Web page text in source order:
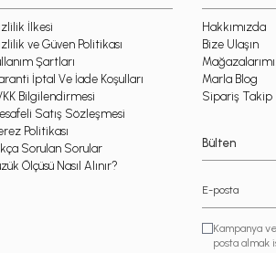
İlkesi
ve Güven Politikası
Şartları
İptal Ve İade Koşulları
Bilgilendirmesi
Satış Sözleşmesi
Politikası
Sorulan Sorular
Ölçüsü Nasıl Alınır?
Hakkımızda
Bize Ulaşın
Marla Blog
Sipariş Takip
Bülten
Kampanya
posta almak